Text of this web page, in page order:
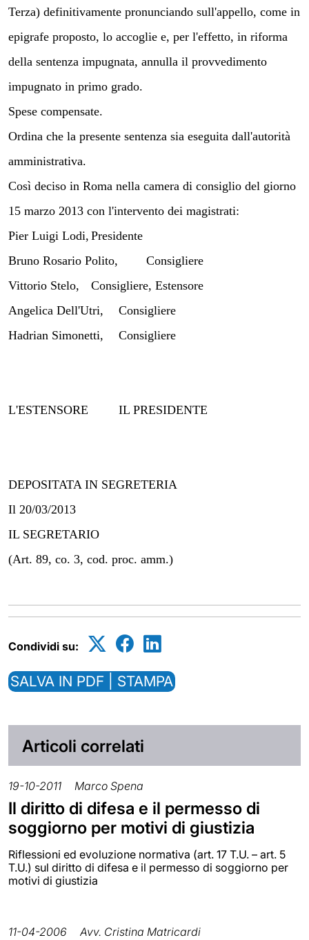
Terza) definitivamente pronunciando sull'appello, come in
epigrafe proposto, lo accoglie e, per l'effetto, in riforma
della sentenza impugnata, annulla il provvedimento
impugnato in primo grado.
Spese compensate.
Ordina che la presente sentenza sia eseguita dall'autorità
amministrativa.
Così deciso in Roma nella camera di consiglio del giorno
15 marzo 2013 con l'intervento dei magistrati:
Pier Luigi Lodi, Presidente
Bruno Rosario Polito,
Consigliere
Vittorio Stelo,
Consigliere, Estensore
Angelica Dell'Utri,
Consigliere
Hadrian Simonetti,
Consigliere
L'ESTENSORE IL PRESIDENTE
DEPOSITATA IN SEGRETERIA
Il 20/03/2013
IL SEGRETARIO
(Art. 89, co. 3, cod. proc. amm.)
Condividi su:
SALVA IN PDF | STAMPA
Articoli correlati
19-10-2011 Marco Spena
Il diritto di difesa e il permesso di
soggiorno per motivi di giustizia
Riflessioni ed evoluzione normativa (art. 17 T.U. – art. 5
T.U.) sul diritto di difesa e il permesso di soggiorno per
motivi di giustizia
11-04-2006 Avv. Cristina Matricardi